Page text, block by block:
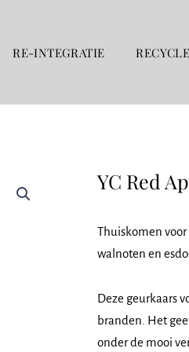
RE-INTEGRATIE
YC Red
Thuiskomen
walnoten en
Deze geurkaars
branden. Het
onder de mooi